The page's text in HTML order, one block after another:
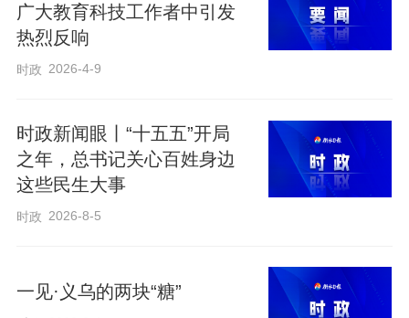
西安交通大学西迁博物馆里，一张70年前
的乘车证，票面上印着“向科学进军，建设
大西北”，无声讲述着那段激情燃烧的岁
广大教育科技工作者中引发
热烈反响
时政 2026-4-9
时政新闻眼丨“十五五”开局
之年，总书记关心百姓身边
这些民生大事
时政 2026-8-5
一见·义乌的两块“糖”